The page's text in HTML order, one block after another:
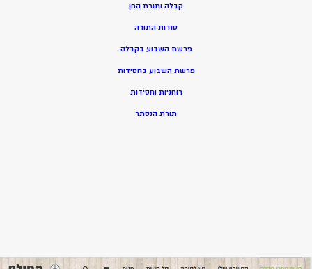
קבלה ותורת החן
סודות התורה
פרשת השבוע בקבלה
פרשת השבוע בחסידות
רוחניות וחסידות
תורת הנסתר